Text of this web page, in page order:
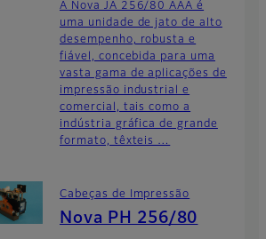
A Nova JA 256/80 AAA é
uma unidade de jato de alto
desempenho, robusta e
fiável, concebida para uma
vasta gama de aplicações de
impressão industrial e
comercial, tais como a
indústria gráfica de grande
formato, têxteis …
Cabeças de Impressão
Nova PH 256/80